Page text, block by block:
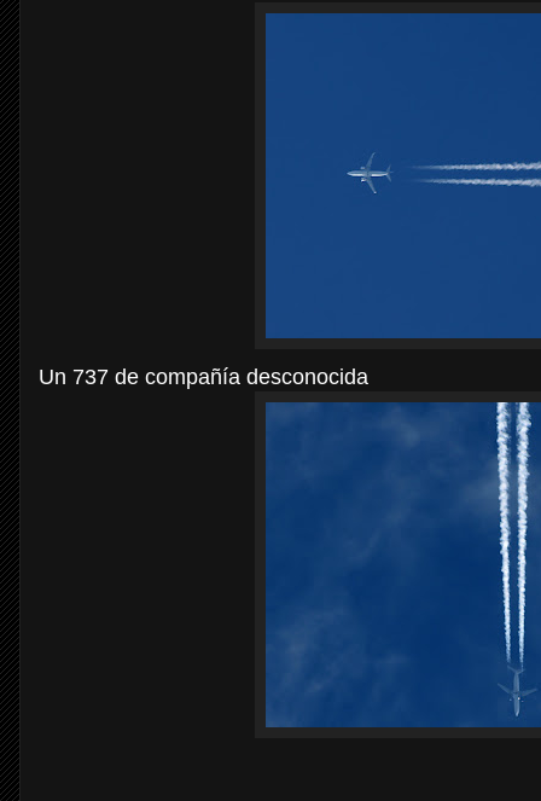
Un 737 de compañía desconocida